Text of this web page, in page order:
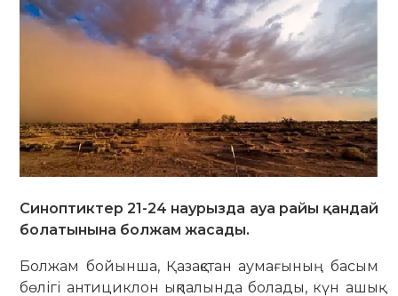
Синоптиктер 21-24 наурызда ауа райы қандай
болатынына болжам жасады.
Болжам бойынша, Қазақстан аумағының басым
бөлігі антициклон ықпалында болады, күн ашық